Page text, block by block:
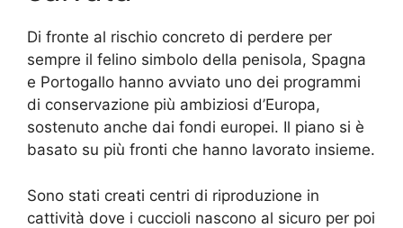
Di fronte al rischio concreto di perdere per
sempre il felino simbolo della penisola, Spagna
e Portogallo hanno avviato uno dei programmi
di conservazione più ambiziosi d’Europa,
sostenuto anche dai fondi europei. Il piano si è
basato su più fronti che hanno lavorato insieme.
Sono stati creati centri di riproduzione in
cattività dove i cuccioli nascono al sicuro per poi